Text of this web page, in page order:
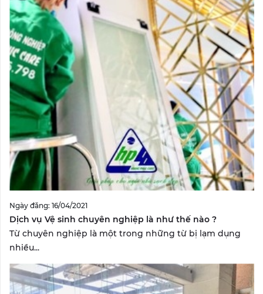
Ngày đăng: 16/04/2021
Dịch vụ Vệ sinh chuyên nghiệp là như thế nào ?
Từ chuyên nghiệp là một trong những từ bị lạm dụng
nhiều...